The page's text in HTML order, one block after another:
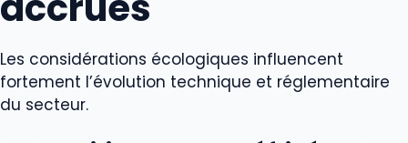
Les considérations écologiques influencent
fortement l’évolution technique et réglementaire
du secteur.